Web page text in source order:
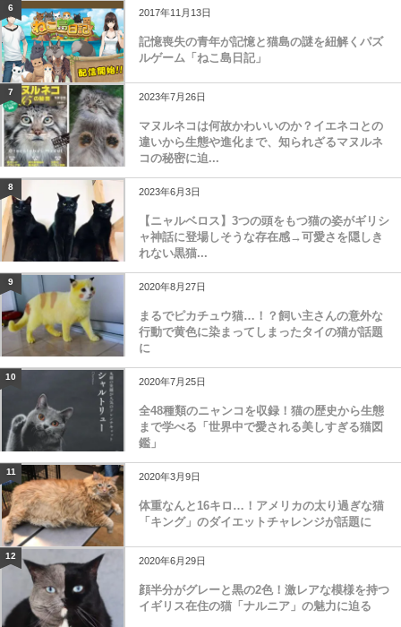
6 2017年11月13日
記憶喪失の青年が記憶と猫島の謎を紐解くパズ
ルゲーム「ねこ島日記」
7 2023年7月26日
マヌルネコは何故かわいいのか？イエネコとの
違いから生態や進化まで、知られざるマヌルネ
コの秘密に迫...
8 2023年6月3日
【ニャルベロス】3つの頭をもつ猫の姿がギリシ
ャ神話に登場しそうな存在感→可愛さを隠しき
れない黒猫...
9 2020年8月27日
まるでピカチュウ猫…！？飼い主さんの意外な
行動で黄色に染まってしまったタイの猫が話題
に
10 2020年7月25日
全48種類のニャンコを収録！猫の歴史から生態
まで学べる「世界中で愛される美しすぎる猫図
鑑」
11 2020年3月9日
体重なんと16キロ…！アメリカの太り過ぎな猫
「キング」のダイエットチャレンジが話題に
12 2020年6月29日
顔半分がグレーと黒の2色！激レアな模様を持つ
イギリス在住の猫「ナルニア」の魅力に迫る